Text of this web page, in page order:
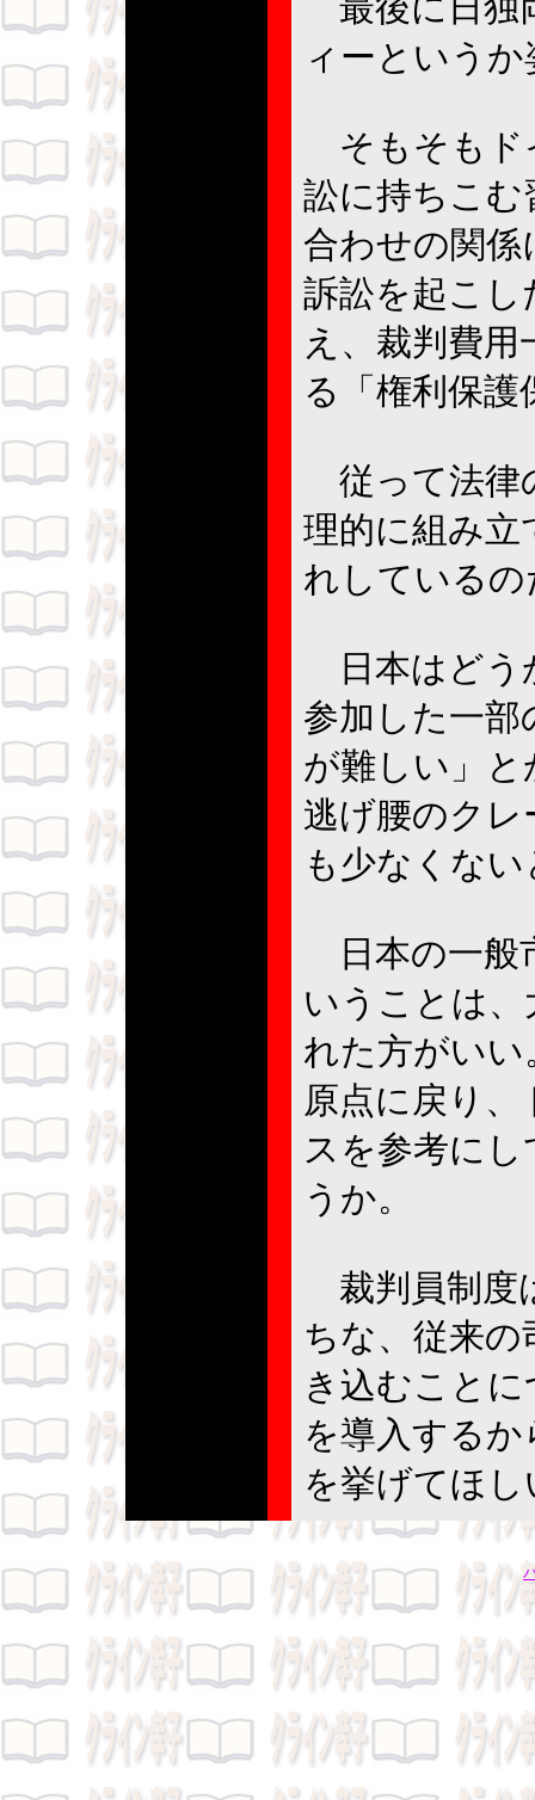
ィーという
そもそもド
訟に持ちこむ
合わせの関
訴訟を起こ
え、裁判費
る「権利保
従って法律
理的に組み立
れしているの
日本はどう
参加した一部
が難しい」
逃げ腰のク
も少なくな
日本の一般
いうことは
れた方がいい
原点に戻り
スを参考に
うか。
裁判員制度
ちな、従来の
き込むこと
を導入する
を挙げてほ